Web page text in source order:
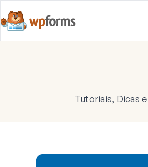
Tutoriais, Dicas